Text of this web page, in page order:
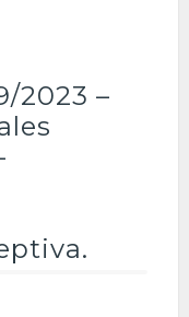
2023 –